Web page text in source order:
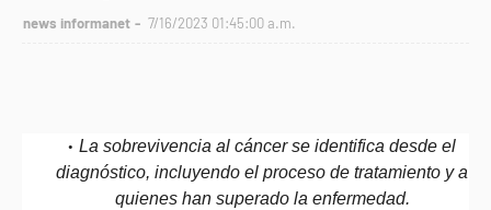
news informanet 7/16/2023 01:45:00 a.m.
La sobrevivencia al cáncer se identifica desde el
diagnóstico, incluyendo el proceso de tratamiento y a
quienes han superado la enfermedad.